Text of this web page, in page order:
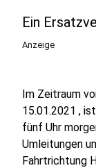
Ein
Anzeige
Im Zeitraum
15.01.2021 ,
fünf Uhr
Umleitungen
Fahrtrichtung